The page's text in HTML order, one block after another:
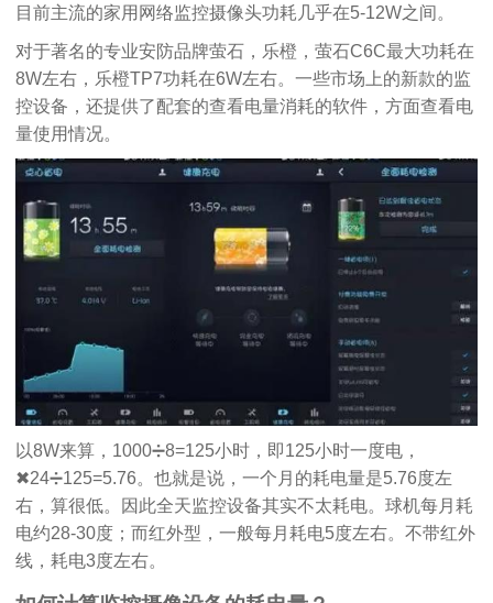
目前主流的家用网络监控摄像头功耗几乎在5-12W之间。
对于著名的专业安防品牌萤石，乐橙，萤石C6C最大功耗在
8W左右，乐橙TP7功耗在6W左右。一些市场上的新款的监
控设备，还提供了配套的查看电量消耗的软件，方面查看电
量使用情况。
以8W来算，1000➗8=125小时，即125小时一度电，
✖24➗125=5.76。也就是说，一个月的耗电量是5.76度左
右，算很低。因此全天监控设备其实不太耗电。球机每月耗
电约28-30度；而红外型，一般每月耗电5度左右。不带红外
线，耗电3度左右。